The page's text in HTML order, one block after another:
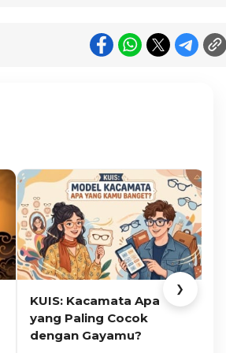
KUIS: Kacamata Apa
yang Paling Cocok
dengan Gayamu?
❯